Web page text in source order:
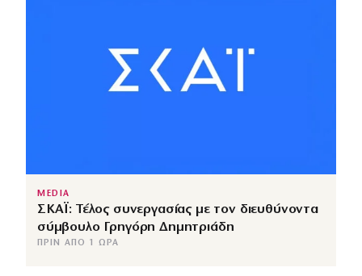
MEDIA
ΣΚΑΪ: Τέλος συνεργασίας με τον διευθύνοντα
σύμβουλο Γρηγόρη Δημητριάδη
ΠΡΙΝ ΑΠΌ 1 ΏΡΑ